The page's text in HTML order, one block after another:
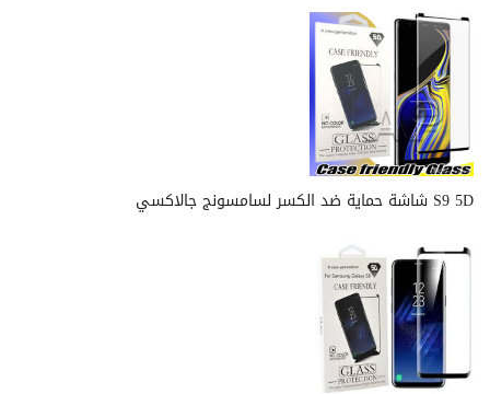
شاشة حماية ضد الكسر لسامسونج جالاكسي S9 5D